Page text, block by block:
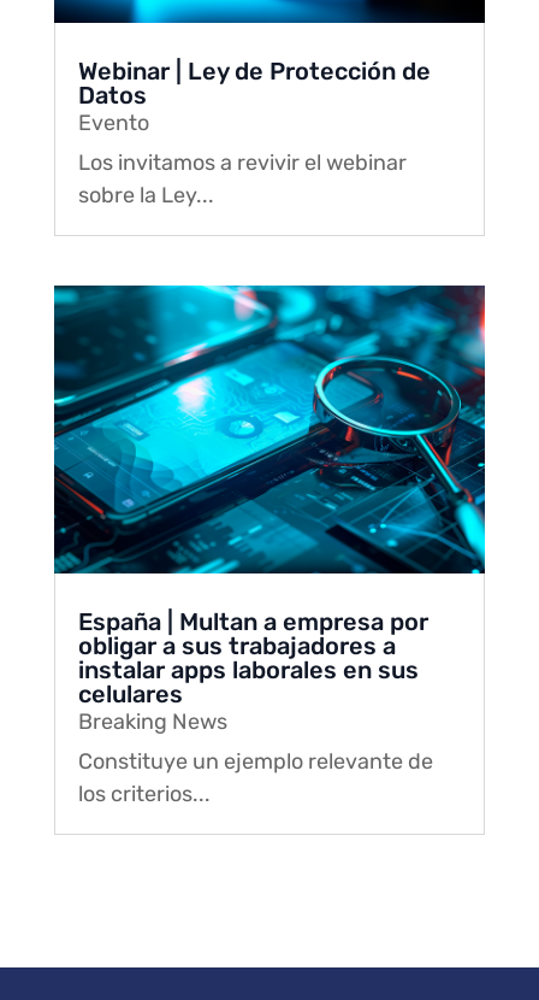
Webinar | Ley de Protección de
Datos
Evento
Los invitamos a revivir el webinar
sobre la Ley...
España | Multan a empresa por
obligar a sus trabajadores a
instalar apps laborales en sus
celulares
Breaking News
Constituye un ejemplo relevante de
los criterios...